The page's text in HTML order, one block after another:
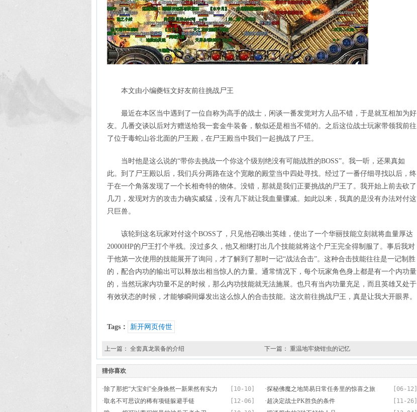
本文由小编夔钰文好友前往挑战尸王
最近在本区当中遇到了一位自称为高手的战士，闲谈一番发觉对方人品不错，于是就互相加为好
友。几番交谈以后对方赠送给我一套金牛装备，貌似还是相当不错的。之后这位战士玩家带领我前往
了位于毒蛇山谷北面的尸王殿，在尸王殿当中我们一起挑战了尸王。
当时他是这么说的“带你去挑战一个你这个级别绝没有可能战胜的BOSS”。我一听，还果真如
此。到了尸王殿以后，我们兵分两路在这个宽敞的殿堂当中四处寻找。经过了一番仔细寻找以后，终
于在一个角落发现了一个长相奇特的物体。没错，那就是我们正要挑战的尸王了。我开始上前去砍了
几刀，发现对方的攻击力确实威猛，没有几下就让我血量骤减。如此以来，我真的是没有办法对付这
只巨兽。
该轮到这名玩家对付这个BOSS了，只见他召唤出英雄，使出了一个华丽技能立刻就将血量厚达
20000HP的尸王打个半残。没过多久，他又相继打出几个技能就将这个尸王完全得制服了。事后我对
于他第一次使用的技能展开了询问，才了解到了那时一记“战法合击”。这种合击技能往往是一记制胜
的，配合内功的输出可以释放出相当惊人的力量。通常情况下，每个玩家角色身上都是有一个内功量
的，当然玩家内功量不足的时候，那么内功技能就无法施展。也只有当内功量充足，而且英雄又处于
有效状态的时候，才能够瞬间爆发出这么惊人的合击技能。这次前往挑战尸王，真是让我大开眼界。
Tags： 新开网页传世
上一篇： 全套真龙装备的介绍 下一篇： 重温地牢烧钳虫的记忆
猜你喜欢
[10-10]
·除了那把“大宝剑”全身焕然一新果然有实力 [06-12]
·探秘佛魔之地简易日常任务里的惊喜之旅
[12-06]
·取名不可思议的稀有项链躲避手链 [11-26]
·超决定战士PK胜负的条件